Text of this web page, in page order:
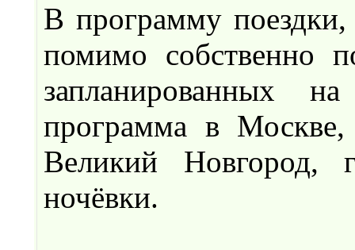
В программу
помимо собственно
запланированных
программа в
Великий Новгород,
ночёвки.